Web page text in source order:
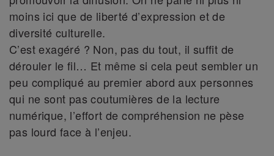
moins ici que de liberté d’expression et de
diversité culturelle.
C’est exagéré ? Non, pas du tout, il suffit de
dérouler le fil… Et même si cela peut sembler un
peu compliqué au premier abord aux personnes
qui ne sont pas coutumières de la lecture
numérique, l’effort de compréhension ne pèse
pas lourd face à l’enjeu.